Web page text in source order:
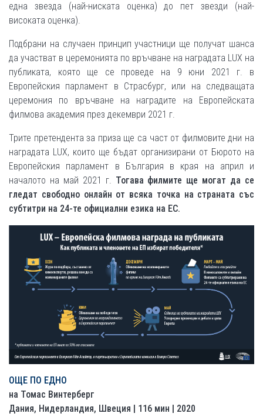
една звезда (най-ниската оценка) до пет звезди (най-
високата оценка).
Подбрани на случаен принцип участници ще получат шанса
да участват в церемонията по връчване на наградата LUX на
публиката, която ще се проведе на 9 юни 2021 г. в
Европейския парламент в Страсбург, или на следващата
церемония по връчване на наградите на Европейската
филмова академия през декември 2021 г.
Трите претендента за приза ще са част от филмовите дни на
наградата LUX, които ще бъдат организирани от Бюрото на
Европейския парламент в България в края на април и
началото на май 2021 г. Тогава филмите ще могат да се
гледат свободно онлайн от всяка точка на страната със
субтитри на 24-те официални езика на ЕС.
ОЩЕ ПО ЕДНО
на Томас Винтерберг
Дания, Нидерландия, Швеция | 116 мин | 2020